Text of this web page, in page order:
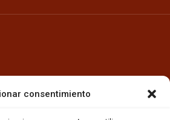
consentimiento